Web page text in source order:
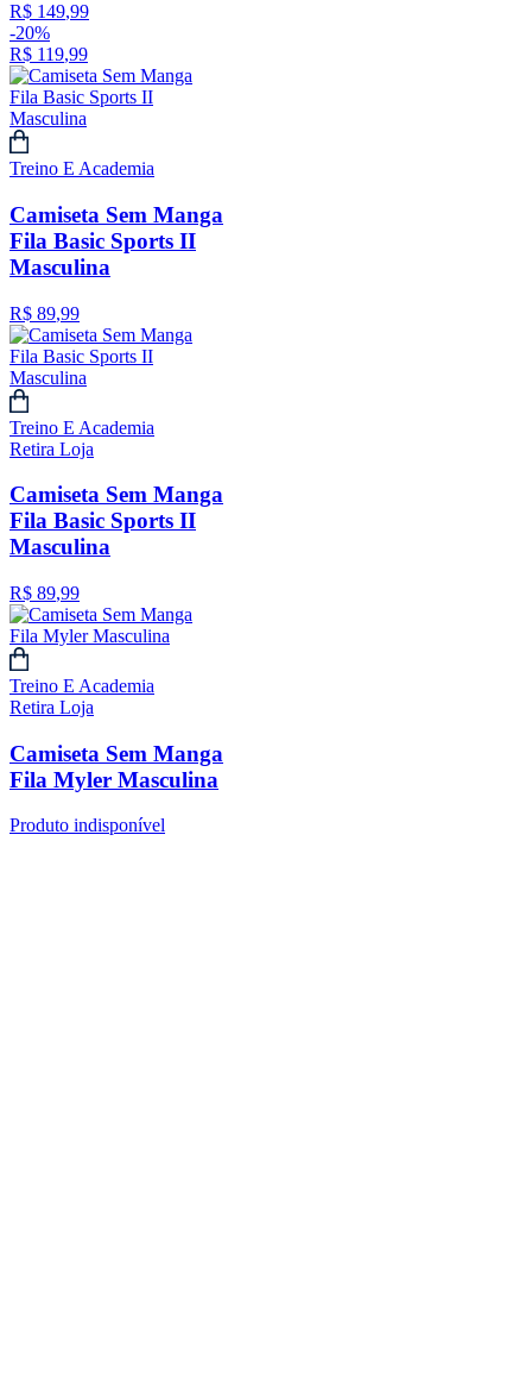
R$ 149,99
-20%
R$ 119,99
Treino E Academia
Camiseta Sem Manga
Fila Basic Sports II
Masculina
R$ 89,99
Treino E Academia
Retira Loja
Camiseta Sem Manga
Fila Basic Sports II
Masculina
R$ 89,99
Treino E Academia
Retira Loja
Camiseta Sem Manga
Fila Myler Masculina
Produto indisponível